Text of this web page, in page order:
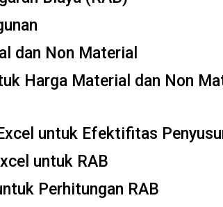
dan Non Material
Harga Material dan Non
untuk Efektifitas
untuk RAB
Perhitungan RAB